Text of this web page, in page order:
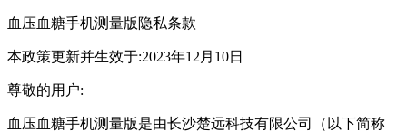
血压血糖手机测量版隐私条款
本政策更新并生效于:2023年12月10日
尊敬的用户:
血压血糖手机测量版是由长沙楚远科技有限公司（以下简称